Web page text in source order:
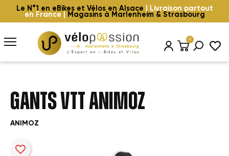
Le N°1 en eBikes et Vélos en Alsace | Livraison partout
en France | Magasins à Marlenheim & Strasbourg
0
GANTS VTT ANIMOZ
ANIMOZ
favorite_border